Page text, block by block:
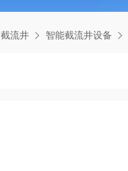
截流井 智能截流井设备